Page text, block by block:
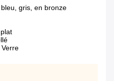
gris, en bronze